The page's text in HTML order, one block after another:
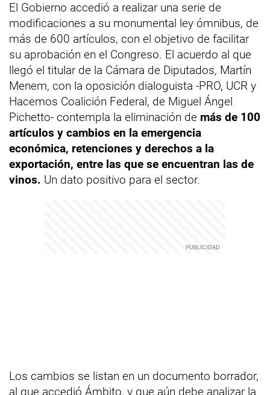
El Gobierno accedió a realizar una serie de
modificaciones a su monumental ley ómnibus, de
más de 600 artículos, con el objetivo de facilitar
su aprobación en el Congreso. El acuerdo al que
llegó el titular de la Cámara de Diputados, Martín
Menem, con la oposición dialoguista -PRO, UCR y
Hacemos Coalición Federal, de Miguel Ángel
Pichetto- contempla la eliminación de más de 100
artículos y cambios en la emergencia
económica, retenciones y derechos a la
exportación, entre las que se encuentran las de
vinos. Un dato positivo para el sector.
Los cambios se listan en un documento borrador,
al que accedió Ámbito, y que aún debe analizar la